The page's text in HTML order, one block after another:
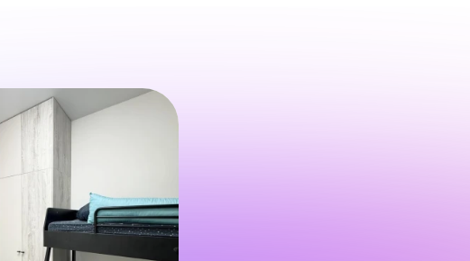
ОТПРАВИТЬ
«Отправить», я даю свое согласие на обработку моих персональных данных, в
законом от 27.07.2006 года № 152-ФЗ «О персональных данных», на условиях
целей, определенных в